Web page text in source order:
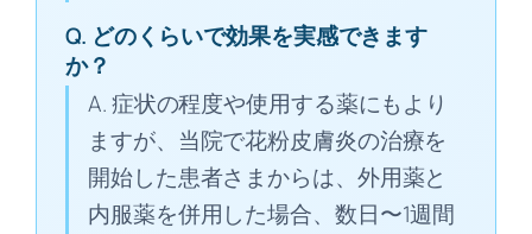
Q. どのくらいで効果を実感できます
か？
A. 症状の程度や使用する薬にもより
ますが、当院で花粉皮膚炎の治療を
開始した患者さまからは、外用薬と
内服薬を併用した場合、数日〜1週間